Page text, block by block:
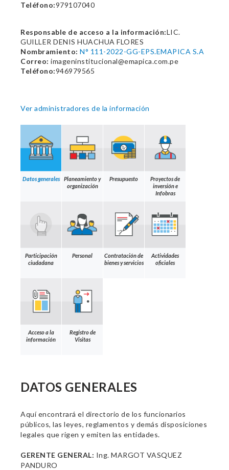
Teléfono:979107040
Responsable de acceso a la información:LIC.
GUILLER DENIS HUACHUA FLORES
Nombramiento: N° 111-2022-GG-EPS.EMAPICA S.A
Correo: imageninstitucional@emapica.com.pe
Teléfono:946979565
Ver administradores de la información
Datos generales
Planeamiento y
organización
Presupuesto
Proyectos de
inversión e
Infobras
Participación
ciudadana
Personal
Contratación de
bienes y servicios
Actividades
oficiales
Acceso a la
información
Registro de
Visitas
DATOS GENERALES
Aquí encontrará el directorio de los funcionarios
públicos, las leyes, reglamentos y demás disposiciones
legales que rigen y emiten las entidades.
GERENTE GENERAL: Ing. MARGOT VASQUEZ
PANDURO